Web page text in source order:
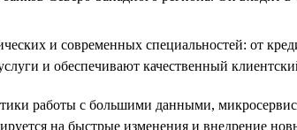
и современных специальностей: от
и обеспечивают качественный
работы с большими данными,
на быстрые изменения и внедрение